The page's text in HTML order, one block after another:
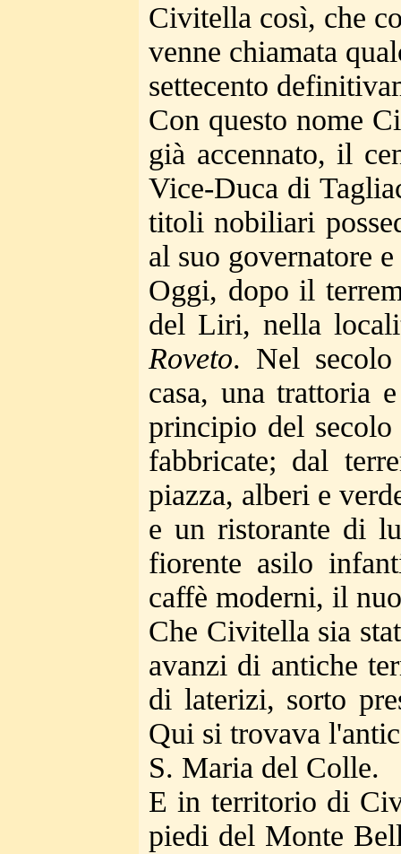
Civitella così, che
venne chiamata
settecento
Con questo nome
già accennato, il
Vice-Duca di
titoli nobiliari
al suo governatore
Oggi, dopo il
del Liri, nella
Roveto. Nel secolo
casa, una trattoria
principio del secolo
fabbricate; dal
piazza, alberi e
e un ristorante di
fiorente asilo
caffè moderni, il
Che Civitella sia
avanzi di antiche
di laterizi, sorto
Qui si trovava
S. Maria del Colle.
E in territorio di
piedi del Monte